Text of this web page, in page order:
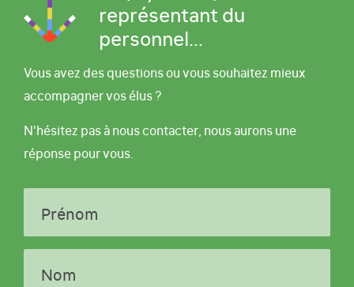
représentant du
personnel...
Vous avez des questions ou vous souhaitez mieux
accompagner vos élus ?
N'hésitez pas à nous contacter, nous aurons une
réponse pour vous.
Prénom
Nom